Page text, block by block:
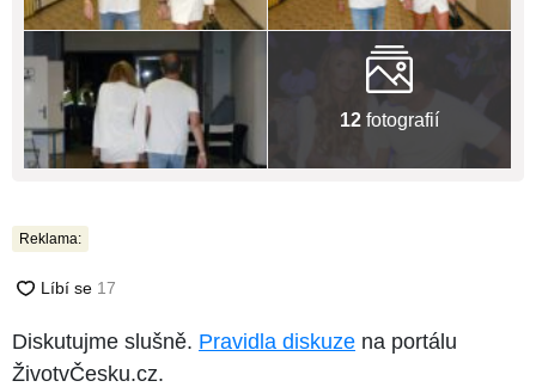
12 fotografií
Reklama:
Diskutujme slušně. Pravidla diskuze na portálu
ŽivotvČesku.cz.